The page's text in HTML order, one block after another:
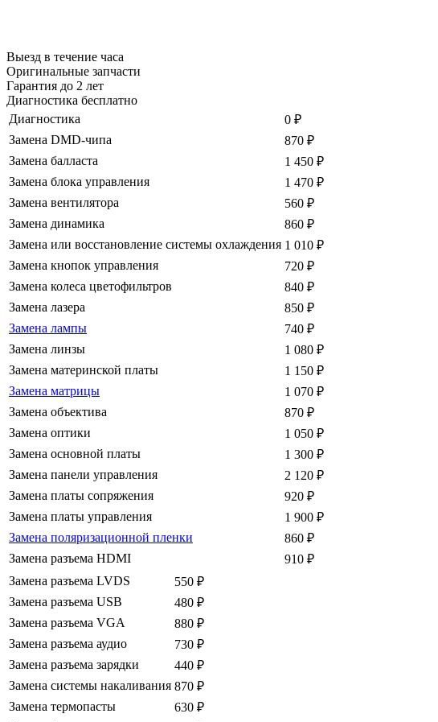
Выезд в течение часа
Оригинальные запчасти
Гарантия до 2 лет
Диагностика бесплатно
Диагностика
0 ₽
Замена DMD-чипа
870 ₽
Замена балласта
1 450 ₽
Замена блока управления
1 470 ₽
Замена вентилятора
560 ₽
Замена динамика
860 ₽
Замена или восстановление системы охлаждения 1 010 ₽
Замена кнопок управления
720 ₽
Замена колеса цветофильтров
840 ₽
Замена лазера
850 ₽
Замена лампы
740 ₽
Замена линзы
1 080 ₽
Замена материнской платы
1 150 ₽
Замена матрицы
1 070 ₽
Замена объектива
870 ₽
Замена оптики
1 050 ₽
Замена основной платы
1 300 ₽
Замена панели управления
2 120 ₽
Замена платы сопряжения
920 ₽
Замена платы управления
1 900 ₽
Замена поляризационной пленки
860 ₽
Замена разъема HDMI
910 ₽
Замена разъема LVDS
550 ₽
Замена разъема USB
480 ₽
Замена разъема VGA
880 ₽
Замена разъема аудио
730 ₽
Замена разъема зарядки
440 ₽
Замена системы накаливания 870 ₽
Замена термопасты
630 ₽